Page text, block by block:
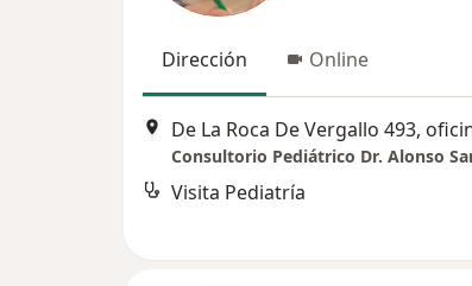
Dirección Online
Visita Pediatría